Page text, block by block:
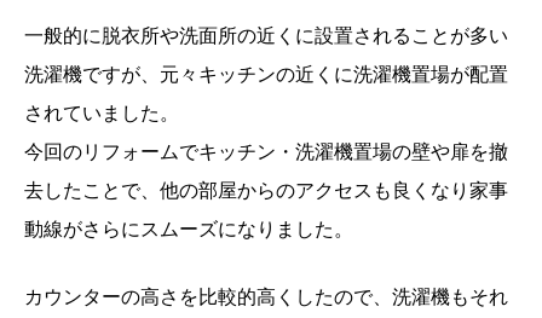
一般的に脱衣所や洗面所の近くに設置されることが多い
洗濯機ですが、元々キッチンの近くに洗濯機置場が配置
されていました。
今回のリフォームでキッチン・洗濯機置場の壁や扉を撤
去したことで、他の部屋からのアクセスも良くなり家事
動線がさらにスムーズになりました。
カウンターの高さを比較的高くしたので、洗濯機もそれ